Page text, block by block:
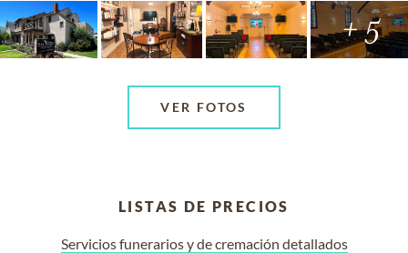
+ 5
VER FOTOS
LISTAS DE PRECIOS
Servicios funerarios y de cremación detallados